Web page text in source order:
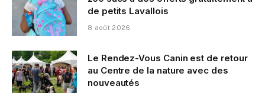
de petits Lavallois
8 août 2026
Le Rendez-Vous Canin est de retour
au Centre de la nature avec des
nouveautés